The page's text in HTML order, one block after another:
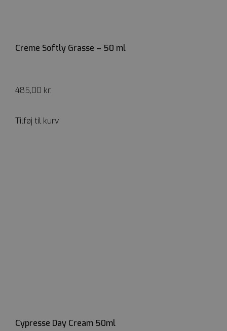
Creme Softly Grasse – 50 ml
485,00 kr.
Tilføj til kurv
Cypresse Day Cream 50ml